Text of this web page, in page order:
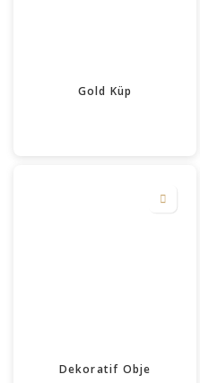
Gold Küp
Dekoratif Obje